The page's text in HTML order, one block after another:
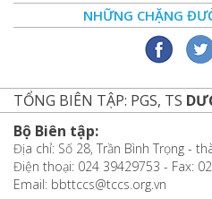
NHỮNG CHẶNG
TỔNG BIÊN TẬP: PGS, TS
Bộ Biên tập:
Địa chỉ: Số 28, Trần Bình Trọng -
Điện thoại: 024 39429753 - Fax:
Email: bbttccs@tccs.org.vn